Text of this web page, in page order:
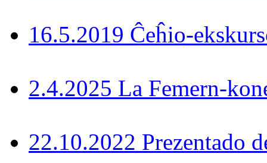
16.5.2019 Ĉeĥio-
2.4.2025 La Femern-
22.10.2022 Prezentado